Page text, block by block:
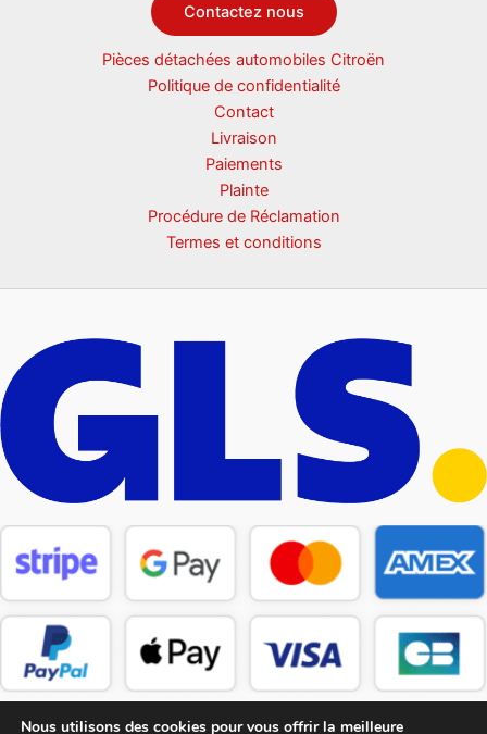
Contactez nous
Pièces détachées automobiles Citroën
Politique de confidentialité
Contact
Livraison
Paiements
Plainte
Procédure de Réclamation
Termes et conditions
Nous utilisons des cookies pour vous offrir la meilleure